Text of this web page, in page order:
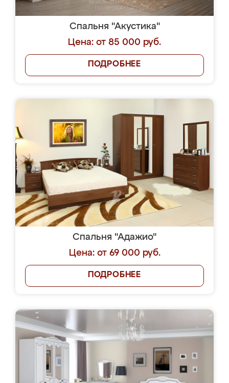
Спальня "Акустика"
Цена: от 85 000 руб.
ПОДРОБНЕЕ
Спальня "Адажио"
Цена: от 69 000 руб.
ПОДРОБНЕЕ